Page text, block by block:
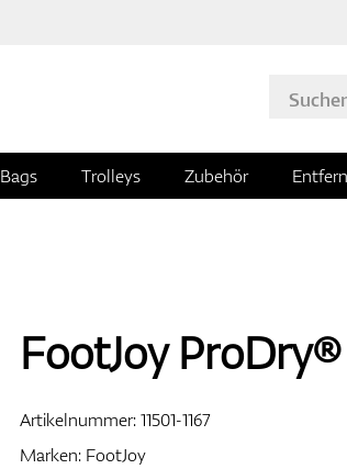
Bags Trolleys Zubehör
FootJoy
Artikelnummer:11501-1167
Marken: FootJoy